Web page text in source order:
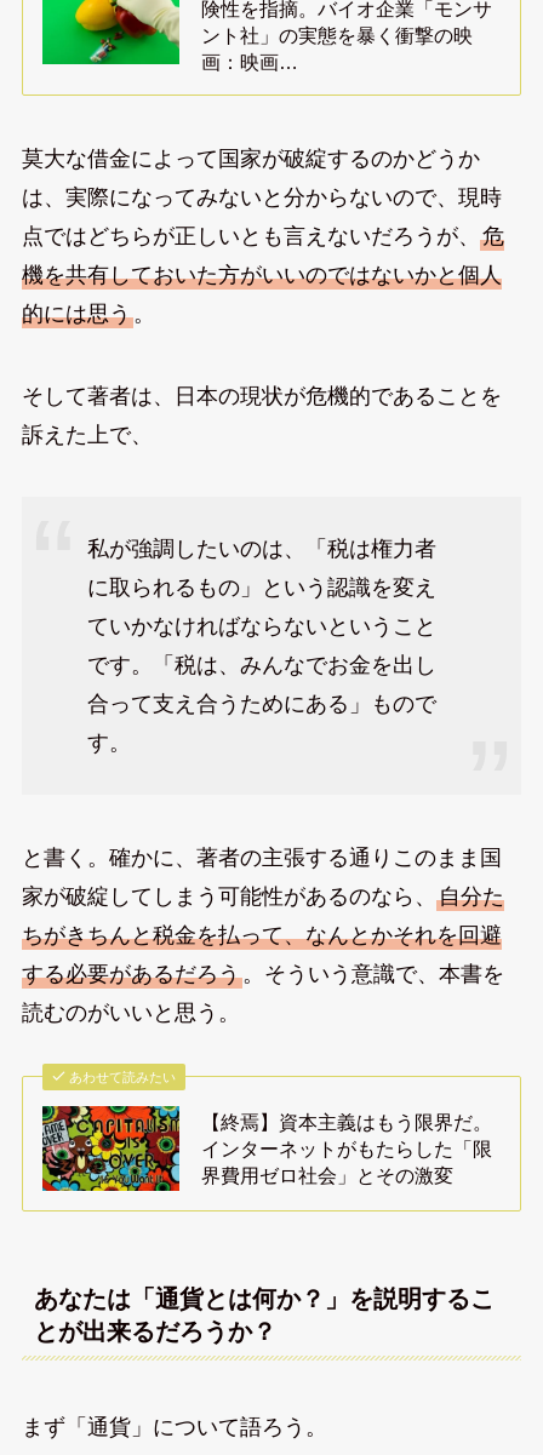
険性を指摘。バイオ企業「モンサ
ント社」の実態を暴く衝撃の映
画：映画…
莫大な借金によって国家が破綻するのかどうか
は、実際になってみないと分からないので、現時
点ではどちらが正しいとも言えないだろうが、 危
機を共有しておいた方がいいのではないかと個人
的には思う。
そして著者は、日本の現状が危機的であることを
訴えた上で、
私が強調したいのは、「税は権力者
に取られるもの」という認識を変え
ていかなければならないということ
です。「税は、みんなでお金を出し
合って支え合うためにある」もので
す。
と書く。確かに、著者の主張する通りこのまま国
家が破綻してしまう可能性があるのなら、 自分た
ちがきちんと税金を払って、なんとかそれを回避
する必要があるだろう。そういう意識で、本書を
読むのがいいと思う。
あわせて読みたい
【終焉】資本主義はもう限界だ。
インターネットがもたらした「限
界費用ゼロ社会」とその激変
あなたは「通貨とは何か？」を説明するこ
とが出来るだろうか？
まず「通貨」について語ろう。